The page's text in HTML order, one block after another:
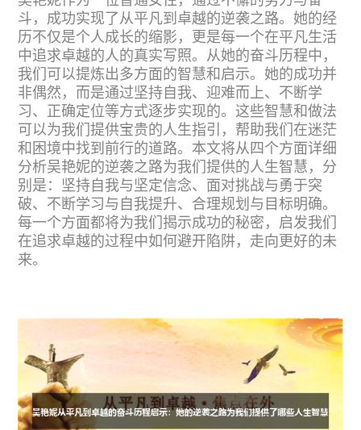
斗，成功实现了从平凡到卓越的逆袭之路。她的经
历不仅是个人成长的缩影，更是每一个在平凡生活
中追求卓越的人的真实写照。从她的奋斗历程中，
我们可以提炼出多方面的智慧和启示。她的成功并
非偶然，而是通过坚持自我、迎难而上、不断学
习、正确定位等方式逐步实现的。这些智慧和做法
可以为我们提供宝贵的人生指引，帮助我们在迷茫
和困境中找到前行的道路。本文将从四个方面详细
分析吴艳妮的逆袭之路为我们提供的人生智慧，分
别是：坚持自我与坚定信念、面对挑战与勇于突
破、不断学习与自我提升、合理规划与目标明确。
每一个方面都将为我们揭示成功的秘密，启发我们
在追求卓越的过程中如何避开陷阱，走向更好的未
来。